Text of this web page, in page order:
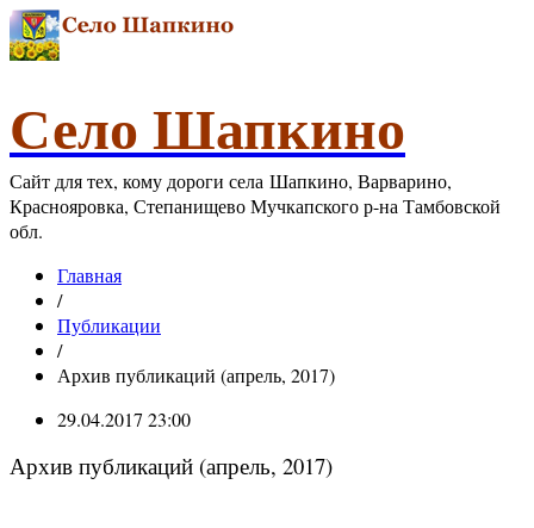
Село Шапкино
Сайт для тех, кому дороги села Шапкино, Варварино,
Краснояровка, Степанищево Мучкапского р-на Тамбовской
обл.
Главная
/
Публикации
/
Архив публикаций (апрель, 2017)
29.04.2017 23:00
Архив публикаций (апрель, 2017)